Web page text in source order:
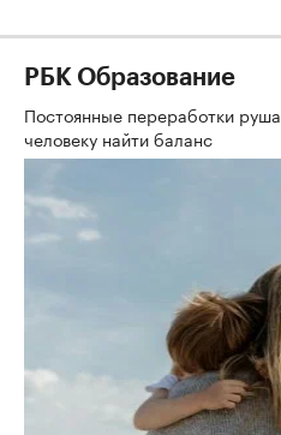
РБК Образование
Постоянные переработки
человеку найти баланс